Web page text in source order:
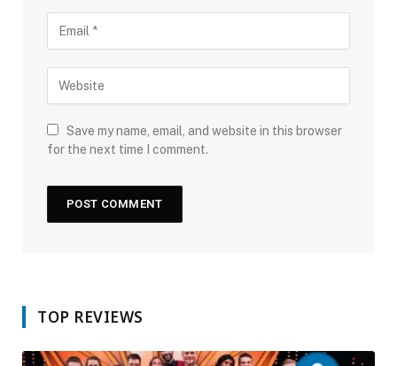
Save my name, email, and website in this browser
for the next time I comment.
TOP REVIEWS